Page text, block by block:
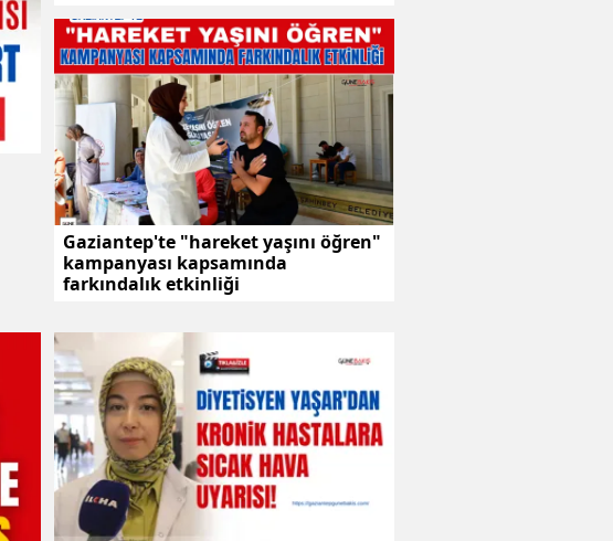
Gaziantep'te "hareket yaşını öğren"
kampanyası kapsamında
farkındalık etkinliği